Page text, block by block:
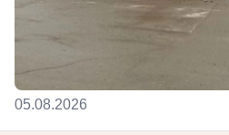
05.08.2026